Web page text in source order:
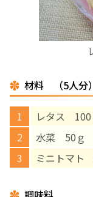
材料 （5人分）
レタス 100
水菜 50ｇ
ミニトマト
‘さんル